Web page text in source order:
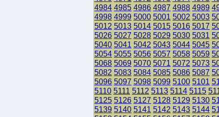
4984 4985 4986 4987 4988 4989
4998 4999 5000 5001 5002 5003
5012 5013 5014 5015 5016 5017
5026 5027 5028 5029 5030 5031
5040 5041 5042 5043 5044 5045
5054 5055 5056 5057 5058 5059
5068 5069 5070 5071 5072 5073
5082 5083 5084 5085 5086 5087
5096 5097 5098 5099 5100 5101
5110 5111 5112 5113 5114 5115
5125 5126 5127 5128 5129 5130
5139 5140 5141 5142 5143 5144